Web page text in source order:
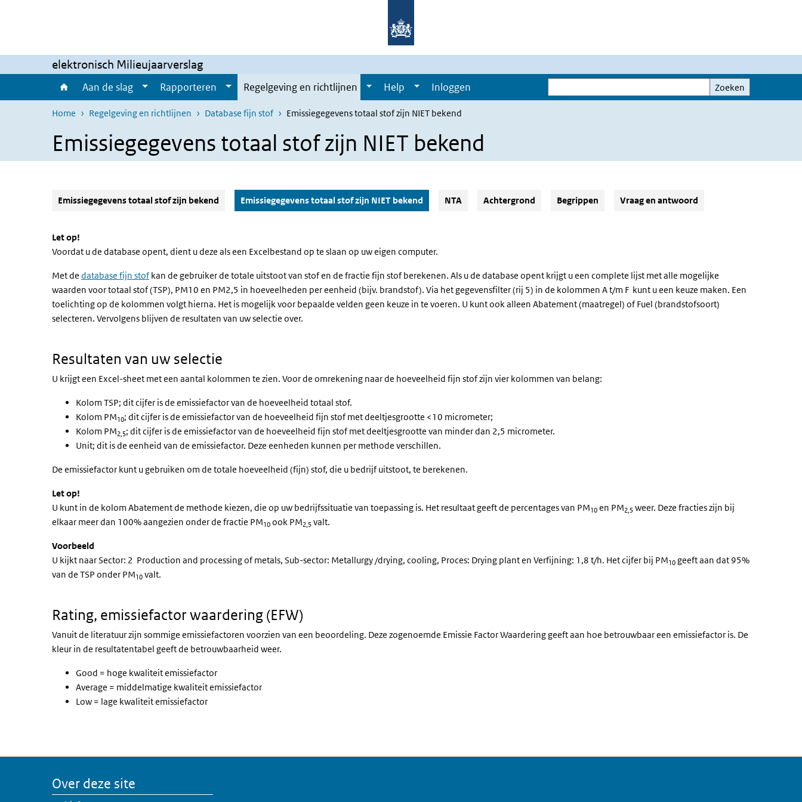
elektronisch Milieujaarverslag
Aan de slag Rapporteren Regelgeving en richtlijnen Help Inloggen
Zoeken
Zoeken
Home Regelgeving en richtlijnen Database fijn stof Emissiegegevens totaal stof zijn NIET bekend
Emissiegegevens totaal stof zijn NIET bekend
Emissiegegevens totaal stof zijn bekend Emissiegegevens totaal stof zijn NIET bekend (Actieve knop)
NTA Achtergrond Begrippen Vraag en antwoord
Let op!
Voordat u de database opent, dient u deze als een Excelbestand op te slaan op uw eigen computer.
Met de database fijn stofkan de gebruiker de totale uitstoot van stof en de fractie fijn stof berekenen. Als u de database opent krijgt u een complete lijst met alle mogelijke
waarden voor totaal stof (TSP), PM10 en PM2,5 in hoeveelheden per eenheid (bijv. brandstof). Via het gegevensfilter (rij 5) in de kolommen A t/m F kunt u een keuze maken. Een
toelichting op de kolommen volgt hierna. Het is mogelijk voor bepaalde velden geen keuze in te voeren. U kunt ook alleen Abatement (maatregel) of Fuel (brandstofsoort)
selecteren. Vervolgens blijven de resultaten van uw selectie over.
Resultaten van uw selectie
U krijgt een Excel-sheet met een aantal kolommen te zien. Voor de omrekening naar de hoeveelheid fijn stof zijn vier kolommen van belang:
Kolom TSP; dit cijfer is de emissiefactor van de hoeveelheid totaal stof.
Kolom PM10; dit cijfer is de emissiefactor van de hoeveelheid fijn stof met deeltjesgrootte <10 micrometer;
Kolom PM2,5; dit cijfer is de emissiefactor van de hoeveelheid fijn stof met deeltjesgrootte van minder dan 2,5 micrometer.
Unit; dit is de eenheid van de emissiefactor. Deze eenheden kunnen per methode verschillen.
De emissiefactor kunt u gebruiken om de totale hoeveelheid (fijn) stof, die u bedrijf uitstoot, te berekenen.
Let op!
U kunt in de kolom Abatement de methode kiezen, die op uw bedrijfssituatie van toepassing is. Het resultaat geeft de percentages van PM10en PM2,5weer. Deze fracties zijn bij
elkaar meer dan 100% aangezien onder de fractie PM10ook PM2,5valt.
Voorbeeld
U kijkt naar Sector: 2 Production and processing of metals, Sub-sector: Metallurgy /drying, cooling, Proces: Drying plant en Verfijning: 1,8 t/h. Het cijfer bij PM10geeft aan dat 95%
van de TSP onder PM10valt.
Rating, emissiefactor waardering (EFW)
Vanuit de literatuur zijn sommige emissiefactoren voorzien van een beoordeling. Deze zogenoemde Emissie Factor Waardering geeft aan hoe betrouwbaar een emissiefactor is. De
kleur in de resultatentabel geeft de betrouwbaarheid weer.
Good = hoge kwaliteit emissiefactor
Average = middelmatige kwaliteit emissiefactor
Low = lage kwaliteit emissiefactor
Over deze site